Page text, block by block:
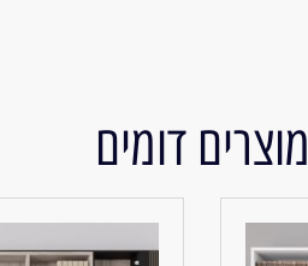
מוצרים דומים